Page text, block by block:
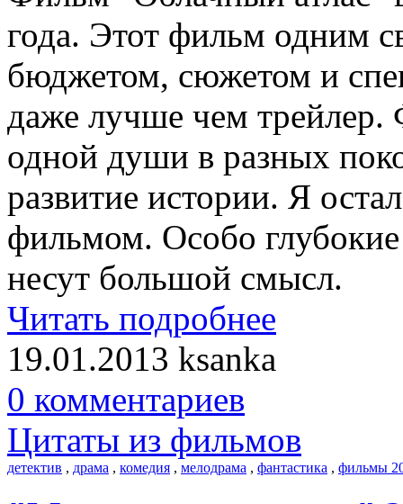
года. Этот фильм одним
бюджетом, сюжетом и
даже лучше чем
одной души в разных
развитие истории. Я
фильмом. Особо
несут большой смысл.
Читать подробнее
19.01.2013 ksanka
0 комментариев
Цитаты из фильмов
детектив , драма , комедия , мелодрама , фантастика , фильмы